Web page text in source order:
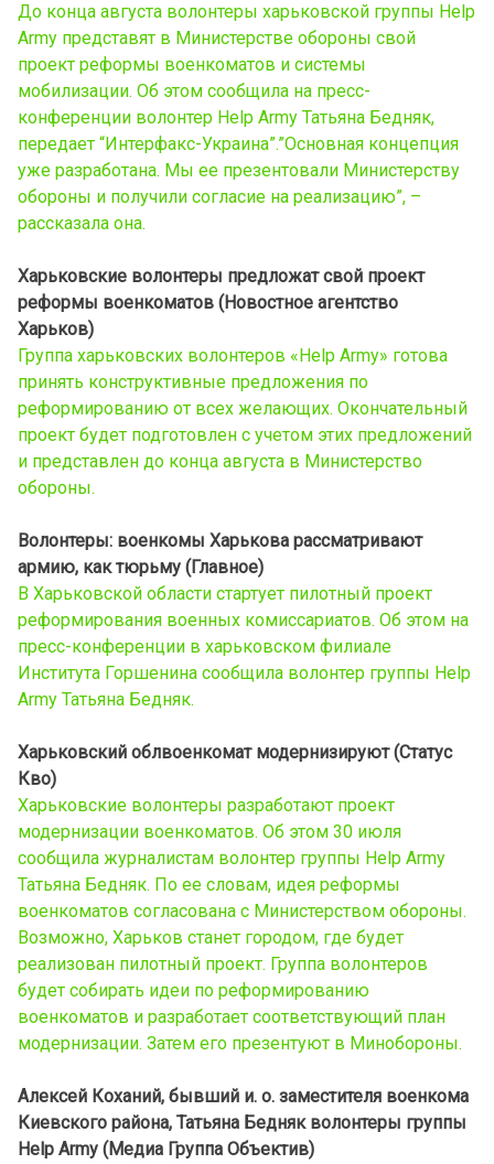
До конца августа волонтеры харьковской группы Help
Army представят в Министерстве обороны свой
проект реформы военкоматов и системы
мобилизации. Об этом сообщила на пресс-
конференции волонтер Help Army Татьяна Бедняк,
передает “Интерфакс-Украина”.”Основная концепция
уже разработана. Мы ее презентовали Министерству
обороны и получили согласие на реализацию”, –
рассказала она.
Харьковские волонтеры предложат свой проект
реформы военкоматов (Новостное агентство
Харьков)
Группа харьковских волонтеров «Help Army» готова
принять конструктивные предложения по
реформированию от всех желающих. Окончательный
проект будет подготовлен с учетом этих предложений
и представлен до конца августа в Министерство
обороны.
Волонтеры: военкомы Харькова рассматривают
армию, как тюрьму (Главное)
В Харьковской области стартует пилотный проект
реформирования военных комиссариатов. Об этом на
пресс-конференции в харьковском филиале
Института Горшенина сообщила волонтер группы Help
Army Татьяна Бедняк.
Харьковский облвоенкомат модернизируют (Статус
Кво)
Харьковские волонтеры разработают проект
модернизации военкоматов. Об этом 30 июля
сообщила журналистам волонтер группы Help Army
Татьяна Бедняк. По ее словам, идея реформы
военкоматов согласована с Министерством обороны.
Возможно, Харьков станет городом, где будет
реализован пилотный проект. Группа волонтеров
будет собирать идеи по реформированию
военкоматов и разработает соответствующий план
модернизации. Затем его презентуют в Минобороны.
Алексей Коханий, бывший и. о. заместителя военкома
Киевского района, Татьяна Бедняк волонтеры группы
Help Army (Медиа Группа Объектив)